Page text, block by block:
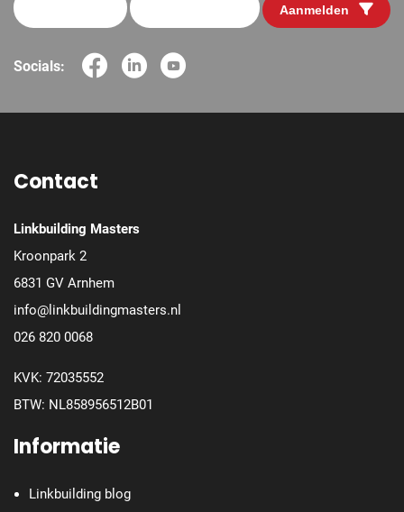
Aanmelden
Socials:
Contact
Linkbuilding Masters
Kroonpark 2
6831 GV Arnhem
info@linkbuildingmasters.nl
026 820 0068
KVK: 72035552
BTW: NL858956512B01
Informatie
Linkbuilding blog